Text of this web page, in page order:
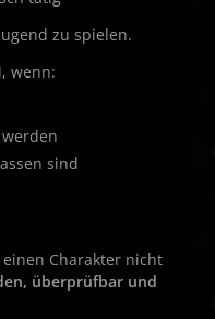
zu spielen.
wenn:
sind
Charakter nicht
überprüfbar und